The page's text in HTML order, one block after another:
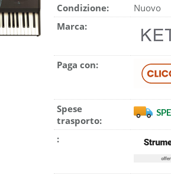
Condizione:
Nuovo
Marca:
Paga con:
Spese
trasporto:
: